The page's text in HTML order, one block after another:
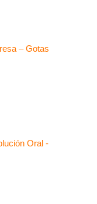
– Gotas